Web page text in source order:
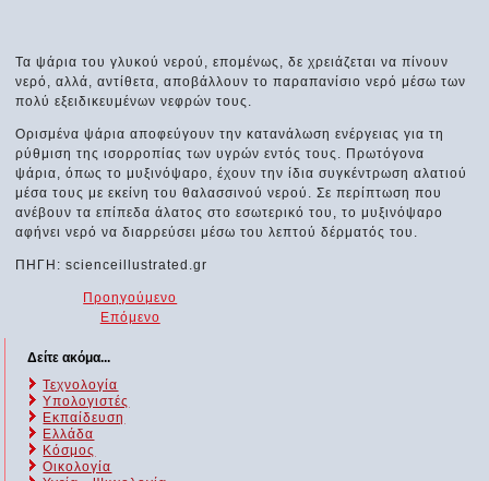
Τα ψάρια του γλυκού νερού, επομένως, δε χρειάζεται να πίνουν
νερό, αλλά, αντίθετα, αποβάλλουν το παραπανίσιο νερό μέσω των
πολύ εξειδικευμένων νεφρών τους.
Ορισμένα ψάρια αποφεύγουν την κατανάλωση ενέργειας για τη
ρύθμιση της ισορροπίας των υγρών εντός τους. Πρωτόγονα
ψάρια, όπως το μυξινόψαρο, έχουν την ίδια συγκέντρωση αλατιού
μέσα τους με εκείνη του θαλασσινού νερού. Σε περίπτωση που
ανέβουν τα επίπεδα άλατος στο εσωτερικό του, το μυξινόψαρο
αφήνει νερό να διαρρεύσει μέσω του λεπτού δέρματός του.
ΠΗΓΗ: scienceillustrated.gr
Προηγούμενο
Επόμενο
Δείτε ακόμα...
Τεχνολογία
Υπολογιστές
Εκπαίδευση
Ελλάδα
Κόσμος
Οικολογία